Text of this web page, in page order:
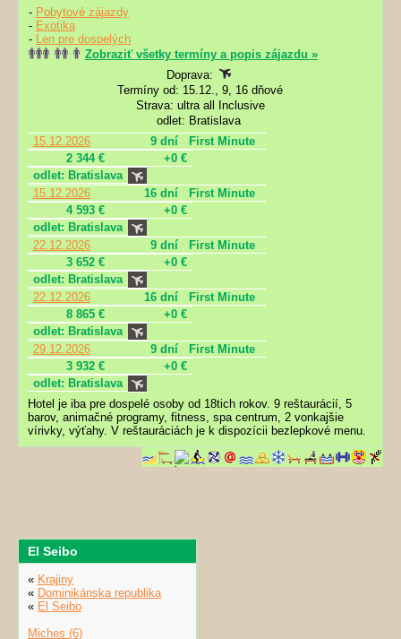
- Pobytové zájazdy
- Exotika
- Len pre dospelých
Zobraziť všetky termíny a popis zájazdu »
Doprava:
Termíny od: 15.12., 9, 16 dňové
Strava: ultra all Inclusive
odlet: Bratislava
15.12.2026
9 dní
First Minute
2 344 €
+0 €
odlet: Bratislava
15.12.2026
16 dní
First Minute
4 593 €
+0 €
odlet: Bratislava
22.12.2026
9 dní
First Minute
3 652 €
+0 €
odlet: Bratislava
22.12.2026
16 dní
First Minute
8 865 €
+0 €
odlet: Bratislava
29.12.2026
9 dní
First Minute
3 932 €
+0 €
odlet: Bratislava
Hotel je iba pre dospelé osoby od 18tich rokov. 9 reštaurácií, 5
barov, animačné programy, fitness, spa centrum, 2 vonkajšie
vírivky, výťahy. V reštauráciách je k dispozícii bezlepkové menu.
El Seibo
« Krajiny
« Dominikánska republika
« El Seibo
Miches (6)